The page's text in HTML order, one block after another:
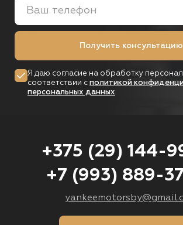
Получить консультацию
Я даю согласие на обработку
соответствии с политикой
персональных данных
+375 (29) 144-
+7 (993) 889-